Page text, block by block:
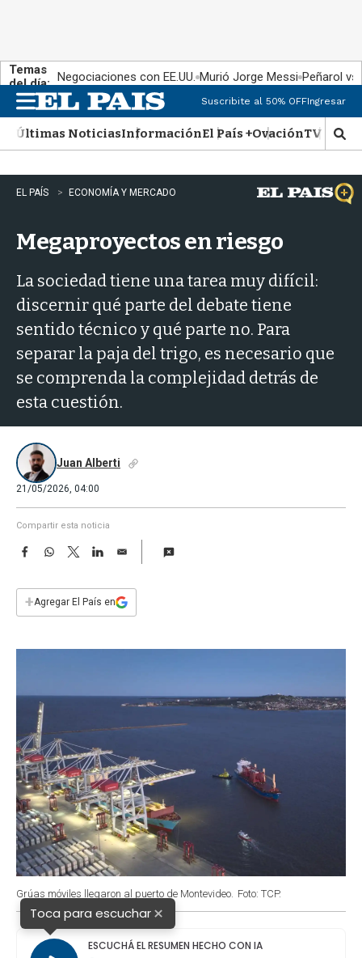
Temas
del día: Negociaciones con EE.UU. Murió Jorge Messi Peñarol
n
u
Suscribite al 50% OFFIngresar
Últimas NoticiasInformaciónEl País +OvaciónTV Show
M
o
s
t
r
EL PAÍS ECONOMÍA Y MERCADO
Megaproyectos en riesgo
La sociedad tiene una tarea muy difícil:
discernir qué parte del debate tiene
sentido técnico y qué parte no. Para
separar la paja del trigo, es necesario que
se comprenda la complejidad detrás de
esta cuestión.
Juan Alberti
21/05/2026, 04:00
Compartir esta noticia
F
e
b
W
s
T
w
t
L
E
i
l
+Agregar El País en
Grúas móviles llegaron al puerto de Montevideo. Foto: TCP.
Toca para escuchar×
ESCUCHÁ EL RESUMEN HECHO CON IA